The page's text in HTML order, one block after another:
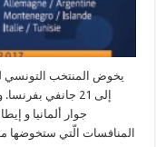
إلى 21 جانفي
جوار ألمانيا و
المنافسات الّتي ستخوضها